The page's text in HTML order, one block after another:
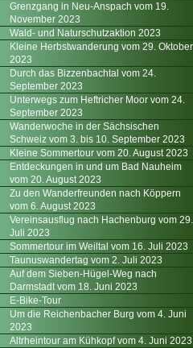
Grenzgang in Neu-Anspach vom 19.
November 2023
Wald- und Naturschutzaktion 2023
Kleine Herbstwanderung vom 29. Oktober
2023
Durch das Bizzenbachtal vom 24.
September 2023
Unterwegs zum Heftricher Moor vom 24.
September 2023
Wanderwoche in der Sächsischen
Schweiz vom 3. bis 10. September 2023
Kleine Sommertour vom 20. August 2023
Entdeckungen in und um Bad Nauheim
vom 20. August 2023
Zu den Wanderfreunden nach Köppern
vom 6. August 2023
Vereinsausflug nach Hachenburg vom 29.
Juli 2023
Sommertour im Weiltal vom 16. Juli 2023
Taunuswandertag vom 2. Juli 2023
Auf dem Sieben-Hügel-Weg nach
Darmstadt vom 18. Juni 2023
E-Bike-Tour
Um die Reichenbacher Burg vom 4. Juni
2023
Altrheintour am Kühkopf vom 4. Juni 2023